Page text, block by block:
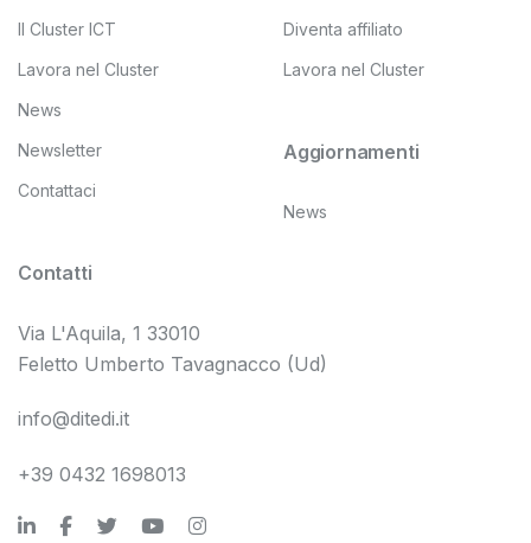
Il Cluster ICT
Lavora nel Cluster
News
Newsletter
Contattaci
Diventa affiliato
Lavora nel Cluster
Aggiornamenti
News
Contatti
Via L'Aquila, 1 33010
Feletto Umberto Tavagnacco (Ud)
info@ditedi.it
+39 0432 1698013